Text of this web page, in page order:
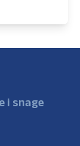
i snage